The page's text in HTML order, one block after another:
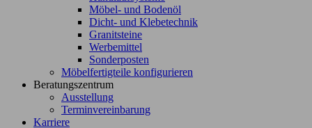
Möbel- und Bodenöl
Dicht- und Klebetechnik
Granitsteine
Werbemittel
Sonderposten
Möbelfertigteile konfigurieren
Beratungszentrum
Ausstellung
Terminvereinbarung
Karriere